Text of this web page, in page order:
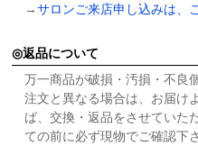
→サロンご来店申し込みは、
返品について
万一商品が破損・汚損・不良
注文と異なる場合は、お届け
ば、交換・返品をさせていた
ての前に必ず現物でご確認下